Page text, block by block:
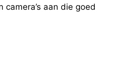
aan die goed